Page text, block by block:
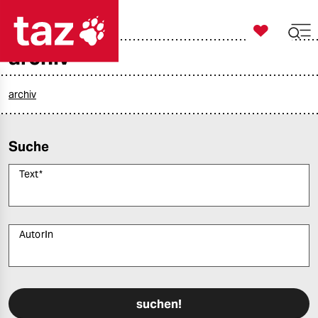
politik
gesellschaft
sport

taz zahl ich
archiv
archiv
Suche
Text*
AutorIn